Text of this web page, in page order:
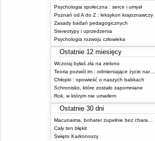
Psychologia społeczna : serce i umysł
Poznań od A do Z : leksykon krajoznawczy
Zasady badań pedagogicznych
Stereotypy i uprzedzenia
Psychologia rozwoju człowieka
Ostatnie 12 miesięcy
Wczoraj byłaś zła na zielono
Teoria pozwól im : odmieniające życie narzędzie, o którym mówią miliony ludzi
Chłopki : opowieść o naszych babkach
Schronisko, które zostało zapomniane
Rok, w którym nie umarłem
Ostatnie 30 dni
Macunaima, bohater zupełnie bez charakteru
Cały ten błękit
Święto Karkonoszy